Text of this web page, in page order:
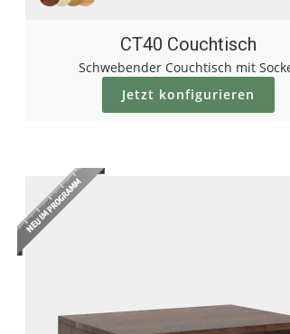
CT40 Couchtisch
Schwebender Couchtisch mit
Jetzt konfigurieren
Konfigurieren